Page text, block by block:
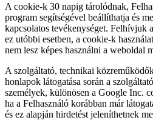
A cookie-k 30 napig tárolódnak,
program segítségével beállíthatja és
kapcsolatos tevékenységet. Felhívjuk
ez utóbbi esetben, a cookie-k
nem lesz képes használni a weboldal
A szolgáltató, technikai
honlapok látogatása során a
személyek, különösen a Google Inc.
ha a Felhasználó korábban már
és ez alapján hirdetést jeleníthetnek